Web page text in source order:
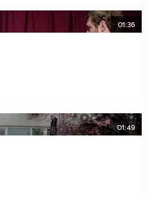
01:36
01:49